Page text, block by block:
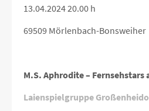
13.04.2024 20.00 h
69509 Mörlenbach-Bonsweiher
M.S. Aphrodite – Fernsehstars
Laienspielgruppe